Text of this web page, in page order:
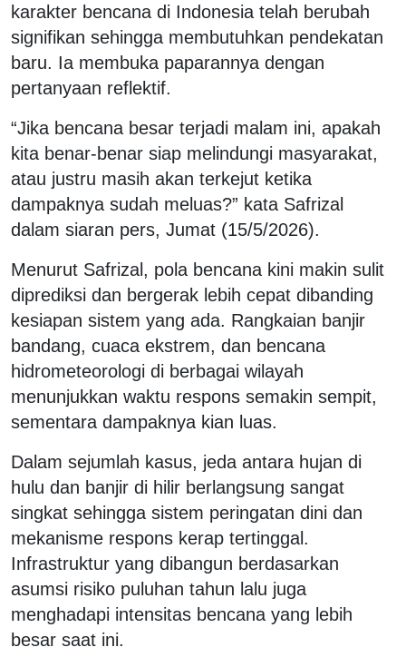
karakter bencana di Indonesia telah berubah
signifikan sehingga membutuhkan pendekatan
baru. Ia membuka paparannya dengan
pertanyaan reflektif.
“Jika bencana besar terjadi malam ini, apakah
kita benar-benar siap melindungi masyarakat,
atau justru masih akan terkejut ketika
dampaknya sudah meluas?” kata Safrizal
dalam siaran pers, Jumat (15/5/2026).
Menurut Safrizal, pola bencana kini makin sulit
diprediksi dan bergerak lebih cepat dibanding
kesiapan sistem yang ada. Rangkaian banjir
bandang, cuaca ekstrem, dan bencana
hidrometeorologi di berbagai wilayah
menunjukkan waktu respons semakin sempit,
sementara dampaknya kian luas.
Dalam sejumlah kasus, jeda antara hujan di
hulu dan banjir di hilir berlangsung sangat
singkat sehingga sistem peringatan dini dan
mekanisme respons kerap tertinggal.
Infrastruktur yang dibangun berdasarkan
asumsi risiko puluhan tahun lalu juga
menghadapi intensitas bencana yang lebih
besar saat ini.